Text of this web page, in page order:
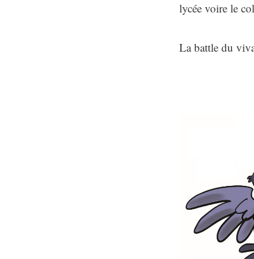
lycée voire le
La battle du